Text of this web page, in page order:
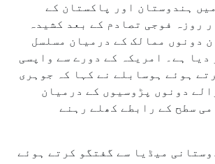
ہندوستان اور پاکستان کے
روزہ فوجی تصادم کے بعد کشیدہ
دونوں ممالک کے درمیان مسلسل
دیا ہے۔ امریکہ کے دورے سے واپسی
ہوئے ہوسابلے نے کہا کہ جوہری
دونوں پڑوسیوں کے درمیان
سطح کے رابطے کھلے رہنے
میڈیا سے گفتگو کرتے ہوئے